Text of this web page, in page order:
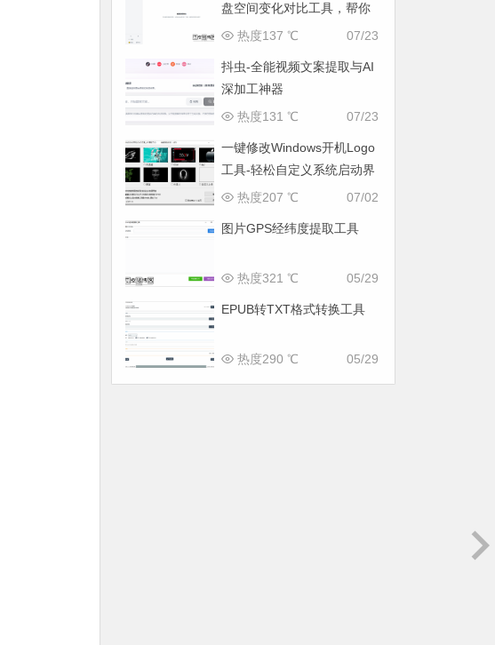
盘空间变化对比工具，帮你
找出“吃掉”空间的罪魁祸首
07/23
热度137 ℃
抖虫-全能视频文案提取与AI
深加工神器
07/23
热度131 ℃
一键修改Windows开机Logo
工具-轻松自定义系统启动界
面
07/02
热度207 ℃
图片GPS经纬度提取工具
05/29
热度321 ℃
EPUB转TXT格式转换工具
05/29
热度290 ℃